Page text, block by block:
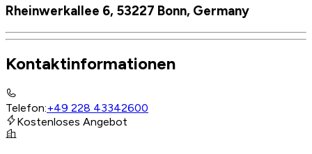
Rheinwerkallee 6, 53227 Bonn, Germany
Kontaktinformationen
Telefon:+49 228 43342600
Kostenloses Angebot